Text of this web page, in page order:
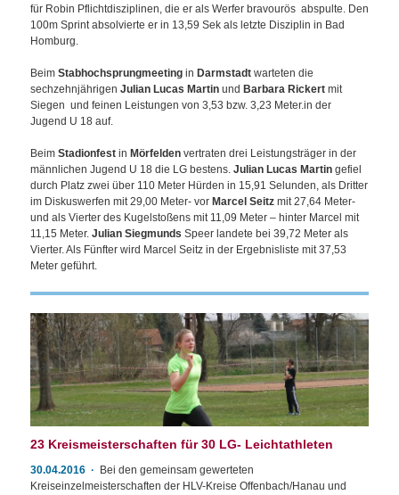
für Robin Pflichtdisziplinen, die er als Werfer bravourös abspulte. Den
100m Sprint absolvierte er in 13,59 Sek als letzte Disziplin in Bad
Homburg.
Beim Stabhochsprungmeeting in Darmstadt warteten die
sechzehnjährigen Julian Lucas Martin und Barbara Rickert mit
Siegen und feinen Leistungen von 3,53 bzw. 3,23 Meter.in der
Jugend U 18 auf.
Beim Stadionfest in Mörfelden vertraten drei Leistungsträger in der
männlichen Jugend U 18 die LG bestens. Julian Lucas Martin gefiel
durch Platz zwei über 110 Meter Hürden in 15,91 Selunden, als Dritter
im Diskuswerfen mit 29,00 Meter- vor Marcel Seitz mit 27,64 Meter-
und als Vierter des Kugelstoßens mit 11,09 Meter – hinter Marcel mit
11,15 Meter. Julian Siegmunds Speer landete bei 39,72 Meter als
Vierter. Als Fünfter wird Marcel Seitz in der Ergebnisliste mit 37,53
Meter geführt.
23 Kreismeisterschaften für 30 LG- Leichtathleten
30.04.2016
Bei den gemeinsam gewerteten
Kreiseinzelmeisterschaften der HLV-Kreise Offenbach/Hanau und